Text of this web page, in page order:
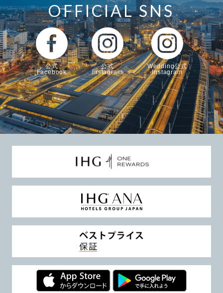
OFFICIAL SNS
公式
Facebook
公式
Instagram
Wedding公式
Instagram